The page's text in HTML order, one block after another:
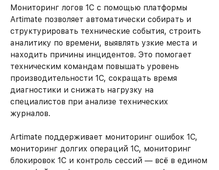
Мониторинг логов 1С с помощью платформы
Artimate позволяет автоматически собирать и
структурировать технические события, строить
аналитику по времени, выявлять узкие места и
находить причины инцидентов. Это помогает
техническим командам повышать уровень
производительности 1С, сокращать время
диагностики и снижать нагрузку на
специалистов при анализе технических
журналов.
Artimate поддерживает мониторинг ошибок 1С,
мониторинг долгих операций 1С, мониторинг
блокировок 1С и контроль сессий — всё в едином